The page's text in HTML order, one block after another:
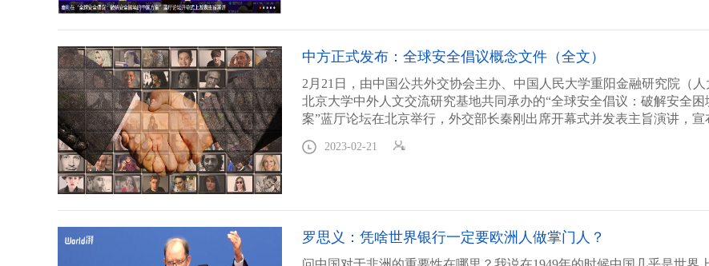
中方正式发布：全球安全倡议概念文件（全文）
2月21日，由中国公共外交协会主办、中国人民大学重阳金融研究院（人
北京大学中外人文交流研究基地共同承办的“全球安全倡议：破解安全困
案”蓝厅论坛在北京举行，外交部长秦刚出席开幕式并发表主旨演讲，宣
2023-02-21
罗思义：凭啥世界银行一定要欧洲人做掌门人？